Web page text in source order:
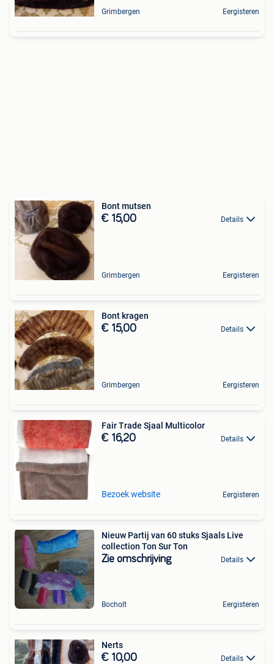
Grimbergen Eergisteren
Bont mutsen
€ 15,00 Details
Grimbergen Eergisteren
Bont kragen
€ 15,00 Details
Grimbergen Eergisteren
Fair Trade Sjaal Multicolor
€ 16,20 Details
Bezoek website Eergisteren
Nieuw Partij van 60 stuks Sjaals Live
collection Ton Sur Ton
Zie omschrijving Details
Bocholt Eergisteren
Nerts
€ 10,00 Details